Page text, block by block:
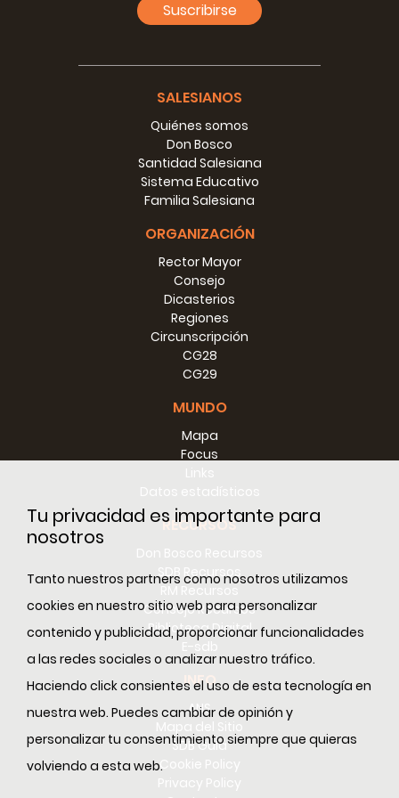
Tu privacidad es importante para
nosotros
Tanto nuestros partners como nosotros utilizamos
cookies en nuestro sitio web para personalizar
contenido y publicidad, proporcionar funcionalidades
a las redes sociales o analizar nuestro tráfico.
Haciendo click consientes el uso de esta tecnología en
nuestra web. Puedes cambiar de opinión y
personalizar tu consentimiento siempre que quieras
volviendo a esta web.
mismo un jóven de la calle.
muy particular si leído en idioma chino, en el que
segundo de estos ideogramas significa “juventud” y
es emblemático la situación central entre los otros
dos. El primero significa de hecho “ayuda”, en cambio
el tercero “sociedad”. Esto crea la evocativa imagen
de una sociedad que ayuda a los jóvenes en
dificultad, a quienes sostiene y cuida.
El video, que ofrece una buena inspiración para todos
Suscribirse
SALESIANOS
Quiénes somos
Don Bosco
Santidad Salesiana
Sistema Educativo
Familia Salesiana
ORGANIZACIÓN
Rector Mayor
Consejo
Dicasterios
Regiones
Circunscripción
CG28
CG29
MUNDO
Mapa
Focus
RECURSOS
SDB Recursos
Consejo Recursos
Biblioteca Digital
INFO
ANS
SDB Guía
Cookie Policy